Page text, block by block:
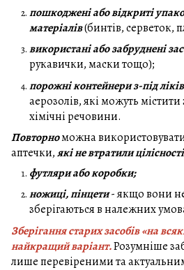
пошкоджені або відкриті
матеріалів(бинтів, серветок,
використані або забруднені
рукавички, маски тощо);
порожні контейнери з-під
аерозолів, які можуть
хімічні речовини.
Повторноможна
аптечки,які не втратили
футляри або коробки;
ножиці, пінцети- якщо вони
зберігаються в належних
Зберігання старих засобів «на
найкращий варіант.Розумніше
лише перевіреними та